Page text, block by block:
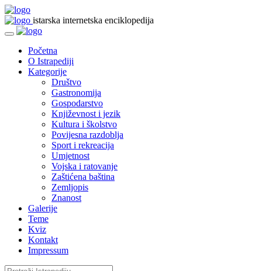
istarska internetska enciklopedija
Početna
O Istrapediji
Kategorije
Društvo
Gastronomija
Gospodarstvo
Književnost i jezik
Kultura i školstvo
Povijesna razdoblja
Sport i rekreacija
Umjetnost
Vojska i ratovanje
Zaštićena baština
Zemljopis
Znanost
Galerije
Teme
Kviz
Kontakt
Impressum